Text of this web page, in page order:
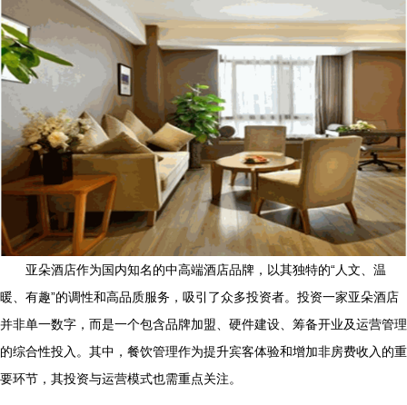
亚朵酒店作为国内知名的中高端酒店品牌，以其独特的“人文、温
暖、有趣”的调性和高品质服务，吸引了众多投资者。投资一家亚朵酒店
并非单一数字，而是一个包含品牌加盟、硬件建设、筹备开业及运营管理
的综合性投入。其中，餐饮管理作为提升宾客体验和增加非房费收入的重
要环节，其投资与运营模式也需重点关注。